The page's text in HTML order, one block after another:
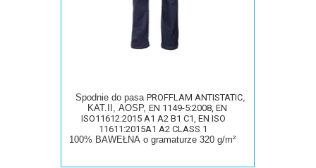
Spodnie do pasa PROFFLAM ANTISTATIC,
KAT.II, AOSP, EN 1149-5:2008, EN
ISO11612:2015 A1 A2 B1 C1, EN ISO
11611:2015A1 A2 CLASS 1
100% BAWEŁNA o gramaturze 320 g/m²